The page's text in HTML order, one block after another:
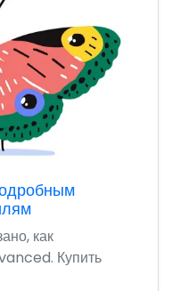
как
Купить